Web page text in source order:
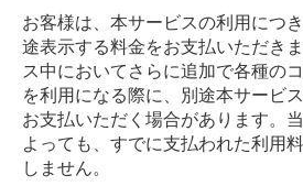
お客様は、本サービスの利用につ
途表示する料金をお支払いただき
ス中においてさらに追加で各種の
を利用になる際に、別途本サービ
お支払いただく場合があります。
よっても、すでに支払われた利用
しません。